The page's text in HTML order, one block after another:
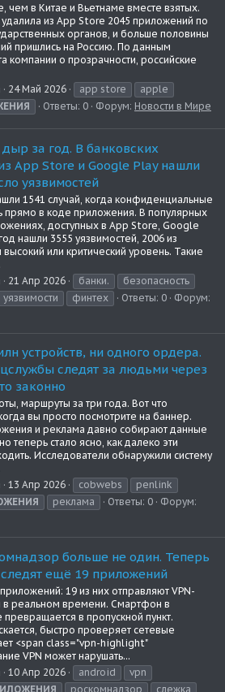
чем в Китае и Вьетнаме вместе взятых.
из App Store 2045 приложений по
органов, и больше половины
пришлись на Россию. По данным
компании о прозрачности, российские
24 Май 2026 app store
apple
Ответы: 0 Форум: Новости в Мире
дыр за год. В банковских
App Store и Google Play нашли
уязвимостей
1541 случай, когда конфиденциальные
прямо в коде приложения. В популярных
доступных в App Store, Google
нашли 3555 уязвимостей, 2006 из
или критический уровень. Такие
21 Апр 2026 банки.
безопасность
уязвимости финтех Ответы: 0
Форум:
устройств, ни одного ордера.
следят за людьми через
законно
маршруты за три года. Вот что
вы просто посмотрите на баннер.
и реклама давно собирают данные
теперь стало ясно, как далеко эти
Исследователи обнаружили систему
13 Апр 2026 cobwebs
penlink
реклама Ответы: 0
Форум:
больше не один. Теперь
ещё 19 приложений
19 из них отправляют VPN-
в реальном времени. Смартфон в
в пропускной пункт.
быстро проверяет сетевые
<span class="vpn-highlight"
VPN может нарушать...
10 Апр 2026 android
vpn
роскомнадзор слежка